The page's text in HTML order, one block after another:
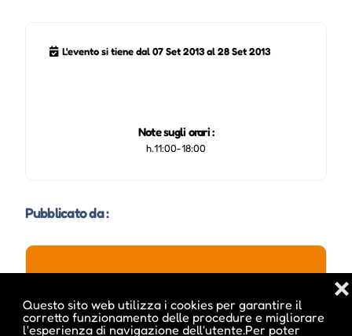
Questo sito web utilizza i cookies per garantire il
corretto funzionamento delle procedure e migliorare
l'esperienza di navigazione dell'utente.Per poter
❌
L'evento si tiene dal 07 Set 2013 al 28 Set 2013
Note sugli orari :
h.11:00-18:00
Pubblicato da :
melanie inside